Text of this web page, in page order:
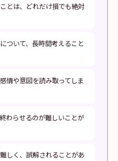
とは、どれだけ損でも絶対
ついて、長時間考えること
情や意図を読み取ってしま
わらせるのが難しいことが
しく、誤解されることがあ